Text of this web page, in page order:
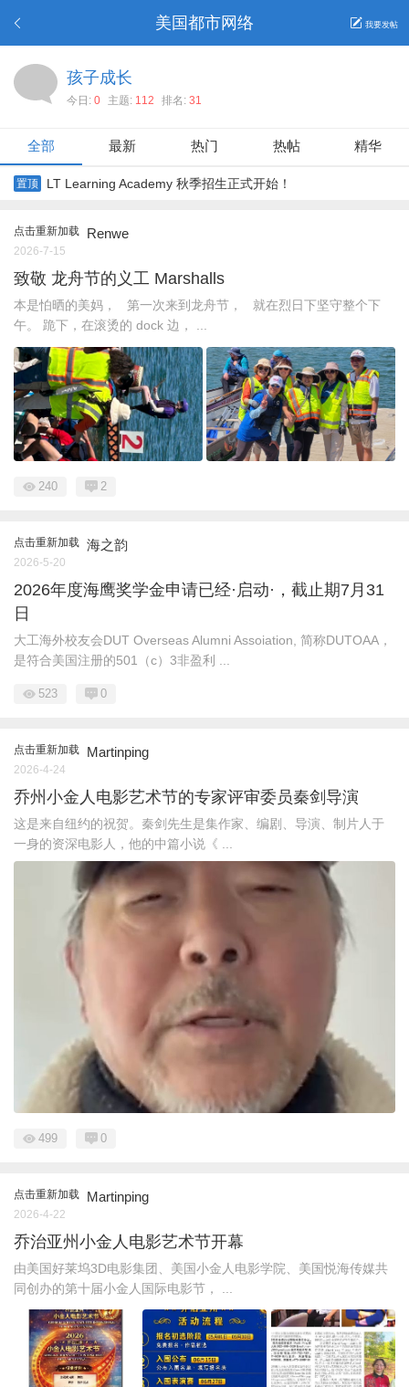
美国都市网络 我要发帖
孩子成长
今日: 0 主题: 112 排名: 31
全部 最新 热门 热帖 精华
置顶 LT Learning Academy 秋季招生正式开始！
点击重新加载 Renwe
2026-7-15
致敬 龙舟节的义工 Marshalls
本是怕晒的美妈， 第一次来到龙舟节， 就在烈日下坚守整个下
午。 跪下，在滚烫的 dock 边， ...
240 2
点击重新加载 海之韵
2026-5-20
2026年度海鹰奖学金申请已经·启动·，截止期7月31
日
大工海外校友会DUT Overseas Alumni Assoiation, 简称DUTOAA，
是符合美国注册的501（c）3非盈利 ...
523 0
点击重新加载 Martinping
2026-4-24
乔州小金人电影艺术节的专家评审委员秦剑导演
这是来自纽约的祝贺。秦剑先生是集作家、编剧、导演、制片人于
一身的资深电影人，他的中篇小说《 ...
499 0
点击重新加载 Martinping
2026-4-22
乔治亚州小金人电影艺术节开幕
由美国好莱坞3D电影集团、美国小金人电影学院、美国悦海传媒共
同创办的第十届小金人国际电影节， ...